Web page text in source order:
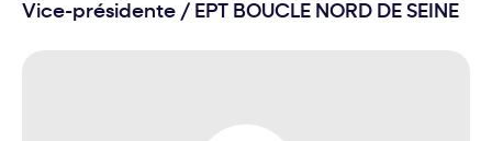
Vice-présidente / EPT BOUCLE NORD DE SEINE